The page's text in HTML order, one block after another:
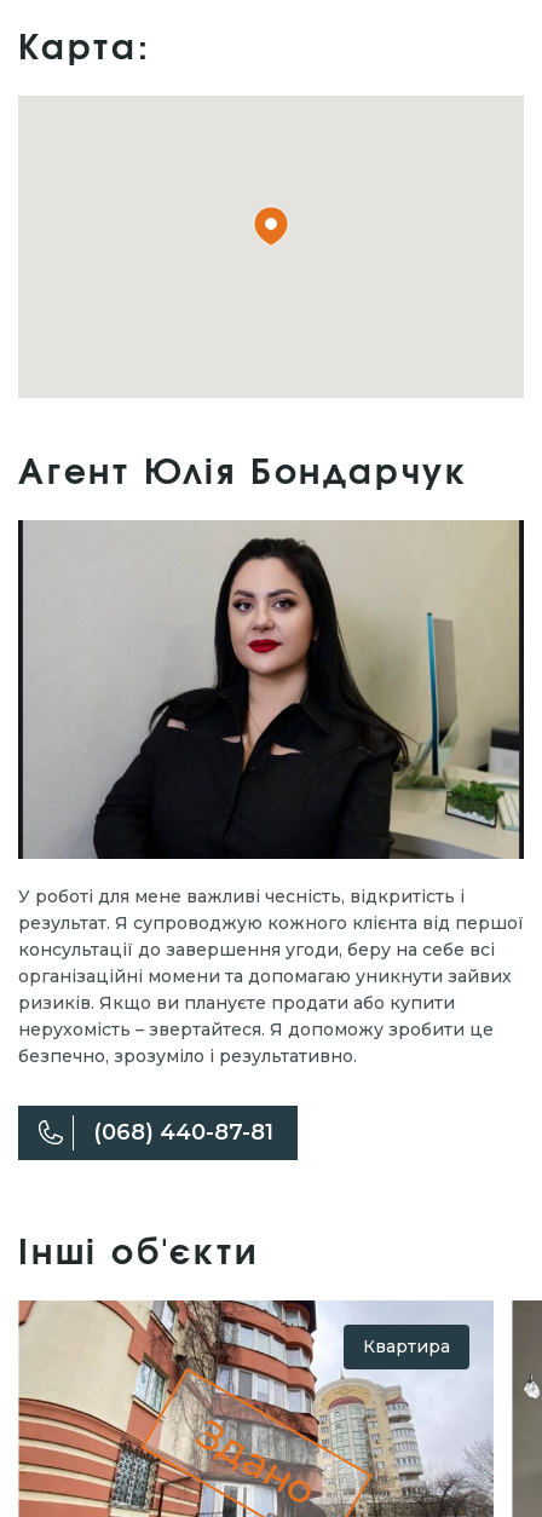
Карта:
Агент Юлія Бондарчук
У роботі для мене важливі чесність, відкритість і
результат. Я супроводжую кожного клієнта від першої
консультації до завершення угоди, беру на себе всі
організаційні момени та допомагаю уникнути зайвих
ризиків. Якщо ви плануєте продати або купити
нерухомість – звертайтеся. Я допоможу зробити це
безпечно, зрозуміло і результативно.
(068) 440-87-81
Інші об'єкти
Квартира
Здано